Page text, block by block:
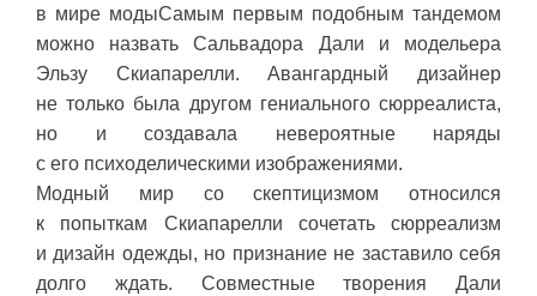
в мире модыСамым первым подобным тандемом
можно назвать Сальвадора Дали и модельера
Эльзу Скиапарелли. Авангардный дизайнер
не только была другом гениального сюрреалиста,
но и создавала невероятные наряды
с его психоделическими изображениями.
Модный мир со скептицизмом относился
к попыткам Скиапарелли сочетать сюрреализм
и дизайн одежды, но признание не заставило себя
долго ждать. Совместные творения Дали